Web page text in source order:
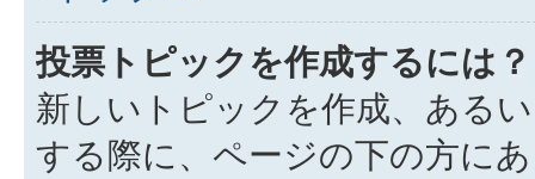
投票トピックを作成するには？
新しいトピックを作成、ある
する際に、ページの下の方に